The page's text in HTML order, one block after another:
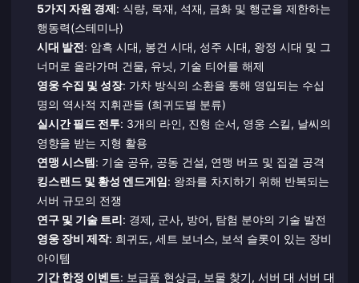
5가지 자원 경제: 식량, 목재, 석재, 금화 및 행군을 제한하는
행동력(스테미나)
시대 발전: 암흑 시대, 봉건 시대, 성주 시대, 왕정 시대 및 그
너머로 올라가며 건물, 유닛, 기술 티어를 해제
영웅 수집 및 성장: 가차 방식의 소환을 통해 영입되는 수십
명의 역사적 지휘관들 (희귀도별 분류)
실시간 필드 전투: 3개의 라인, 진형 순서, 영웅 스킬, 날씨의
영향을 받는 지형 활용
연맹 시스템: 기술 공유, 공동 건설, 연맹 버프 및 집결 공격
킹스랜드 및 황성 엔드게임: 왕좌를 차지하기 위해 반복되는
서버 규모의 전쟁
연구 및 기술 트리: 경제, 군사, 방어, 탐험 분야의 기술 발전
영웅 장비 제작: 희귀도, 세트 보너스, 보석 슬롯이 있는 장비
아이템
기간 한정 이벤트: 보급품 현상금, 보물 찾기, 서버 대 서버 대